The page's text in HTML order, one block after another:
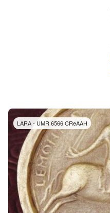
LARA - UMR 6566 CReAAH